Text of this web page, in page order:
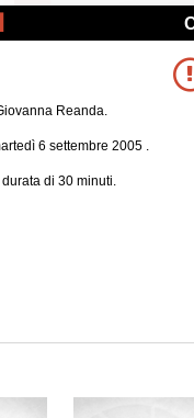
Reanda.
6 settembre 2005 .
di 30 minuti.